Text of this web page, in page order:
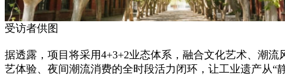
受访者供图
据透露，项目将采用4+3+2业态体系，融合文化艺术、潮
艺体验、夜间潮流消费的全时段活力闭环，让工业遗产从“